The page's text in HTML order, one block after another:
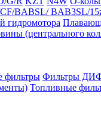
BABSL/ BAB3SL/
гидромотора
(центрального
фильтры Фильтры
Топливные